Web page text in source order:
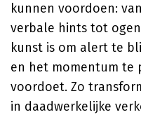
kunnen voordoen:
verbale hints tot
kunst is om alert te
en het momentum te
voordoet. Zo
in daadwerkelijke